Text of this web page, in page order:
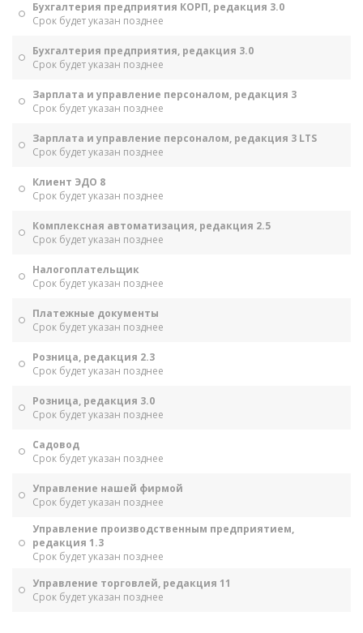
Бухгалтерия предприятия КОРП, редакция 3.0
Срок будет указан позднее
Бухгалтерия предприятия, редакция 3.0
Срок будет указан позднее
Зарплата и управление персоналом, редакция 3
Срок будет указан позднее
Зарплата и управление персоналом, редакция 3 LTS
Срок будет указан позднее
Клиент ЭДО 8
Срок будет указан позднее
Комплексная автоматизация, редакция 2.5
Срок будет указан позднее
Налогоплательщик
Срок будет указан позднее
Платежные документы
Срок будет указан позднее
Розница, редакция 2.3
Срок будет указан позднее
Розница, редакция 3.0
Срок будет указан позднее
Садовод
Срок будет указан позднее
Управление нашей фирмой
Срок будет указан позднее
Управление производственным предприятием,
редакция 1.3
Срок будет указан позднее
Управление торговлей, редакция 11
Срок будет указан позднее